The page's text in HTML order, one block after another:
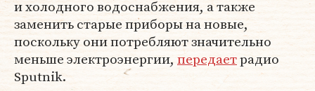
и холодного водоснабжения, а также
заменить старые приборы на новые,
поскольку они потребляют значительно
меньше электроэнергии,передаетрадио
Sputnik.